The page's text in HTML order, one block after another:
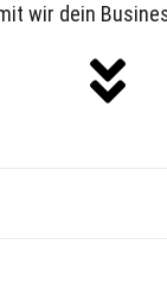
wir dein